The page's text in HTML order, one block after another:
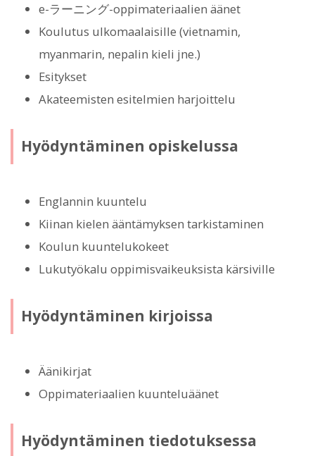
e-ラーニング-oppimateriaalien äänet
Koulutus ulkomaalaisille (vietnamin,
myanmarin, nepalin kieli jne.)
Esitykset
Akateemisten esitelmien harjoittelu
Hyödyntäminen opiskelussa
Englannin kuuntelu
Kiinan kielen ääntämyksen tarkistaminen
Koulun kuuntelukokeet
Lukutyökalu oppimisvaikeuksista kärsiville
Hyödyntäminen kirjoissa
Äänikirjat
Oppimateriaalien kuunteluäänet
Hyödyntäminen tiedotuksessa